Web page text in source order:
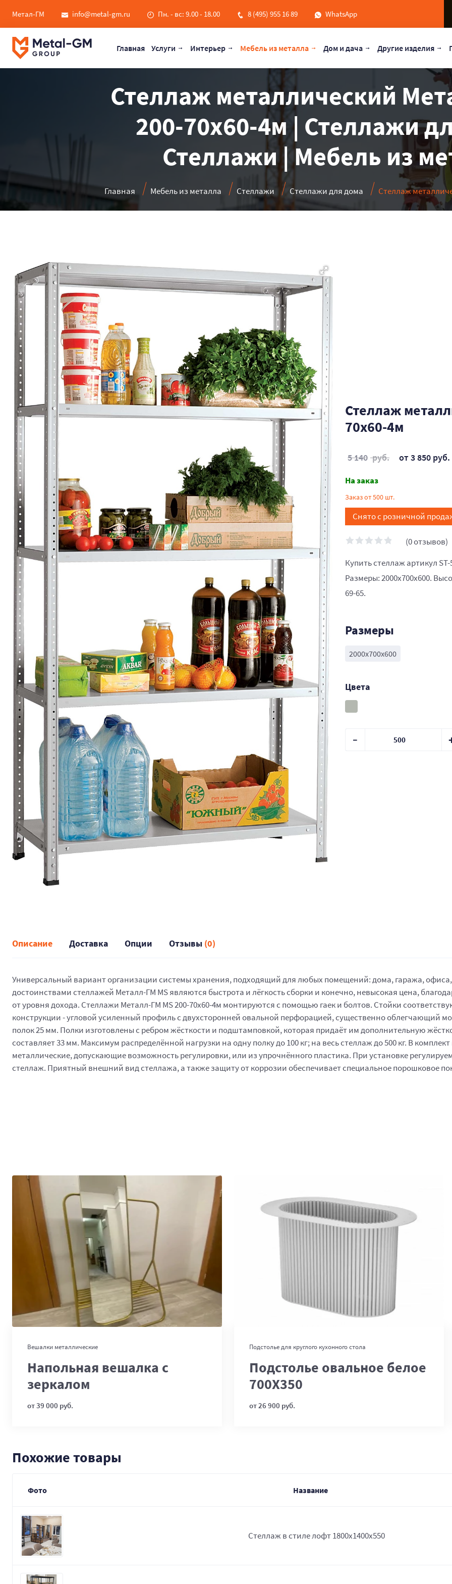
Метал-ГМ info@metal-gm.ru Пн. - вс: 9.00 - 18.00 8 (495) 955 16 89 WhatsApp
Главная Услуги Интерьер Мебель из металла Дом и дача Другие изделия
Стеллаж металлический
200-70х60-4м | Стеллажи
Стеллажи | Мебель из
Главная Мебель из металла Стеллажи Стеллажи для дома Стеллаж
Стеллаж
70х60-4м
5 140 руб. от 3 850 руб.
На заказ
Заказ от 500 шт.
Снято с розничной
(0 отзывов)
Купить стеллаж артикул
Размеры: 2000x700x600.
69-65.
Размеры
2000x700x600
Цвета
Описание Доставка Опции Отзывы (0)
Универсальный вариант организации системы хранения, подходящий для любых помещений: дома, гаража,
достоинствами стеллажей Металл-ГМ MS являются быстрота и лёгкость сборки и конечно, невысокая цена,
от уровня дохода. Стеллажи Металл-ГМ MS 200-70х60-4м монтируются с помощью гаек и болтов. Стойки
конструкции - угловой усиленный профиль с двухсторонней овальной перфорацией, существенно облегчающий
полок 25 мм. Полки изготовлены с ребром жёсткости и подштамповкой, которая придаёт им дополнительную
составляет 33 мм. Максимум распределённой нагрузки на одну полку до 100 кг; на весь стеллаж до 500 кг. В
металлические, допускающие возможность регулировки, или из упрочнённого пластика. При установке
стеллаж. Приятный внешний вид стеллажа, а также защиту от коррозии обеспечивает специальное порошковое
Вешалки металлические
Напольная вешалка с
зеркалом
от 39 000 руб.
В корзину
Подстолье для круглого кухонного стола
Подстолье овальное белое
700Х350
от 26 900 руб.
Похожие товары
Фото Название
Стеллаж в стиле лофт 1800х1400х550